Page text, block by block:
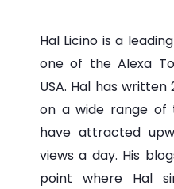
Hal Licino is a
one of the Alexa
USA. Hal has
on a wide range of
have attracted
views a day. His
point where Hal